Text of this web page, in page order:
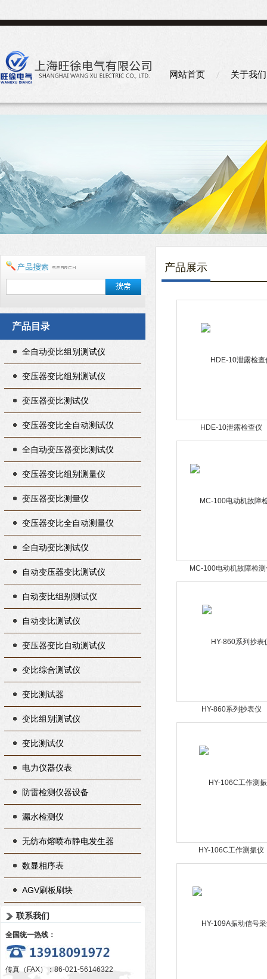
网站首页 关于我们
产品目录
全自动变比组别测试仪
变压器变比组别测试仪
变压器变比测试仪
变压器变比全自动测试仪
全自动变压器变比测试仪
变压器变比组别测量仪
变压器变比测量仪
变压器变比全自动测量仪
全自动变比测试仪
自动变压器变比测试仪
自动变比组别测试仪
自动变比测试仪
变压器变比自动测试仪
变比综合测试仪
变比测试器
变比组别测试仪
变比测试仪
电力仪器仪表
防雷检测仪器设备
漏水检测仪
无纺布熔喷布静电发生器
数显相序表
AGV刷板刷块
联系我们
全国统一热线：
传真（FAX）：86-021-56146322
产品展示
HDE-10泄露检查仪
MC-100电动机故障检
HY-860系列抄表仪
HY-106C工作测振仪